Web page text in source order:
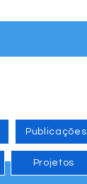
Publicações
Projetos